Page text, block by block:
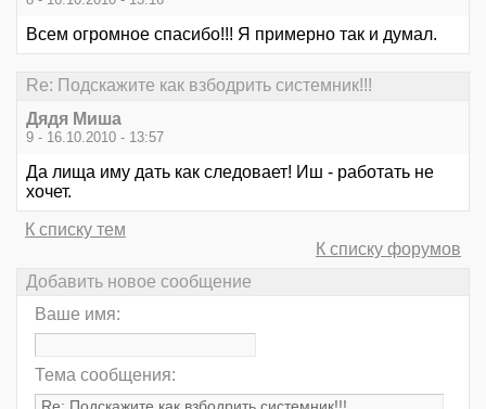
Всем огромное спасибо!!! Я примерно так и думал.
Re: Подскажите как взбодрить системник!!!
Дядя Миша
9 - 16.10.2010 - 13:57
Да лища иму дать как следовает! Иш - работать не
хочет.
К списку тем
К списку форумов
Добавить новое сообщение
Ваше имя:
Тема сообщения: